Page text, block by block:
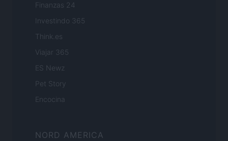
Finanzas 24
Investindo 365
Think.es
Viajar 365
ES Newz
Pet Story
Encocina
NORD AMERICA